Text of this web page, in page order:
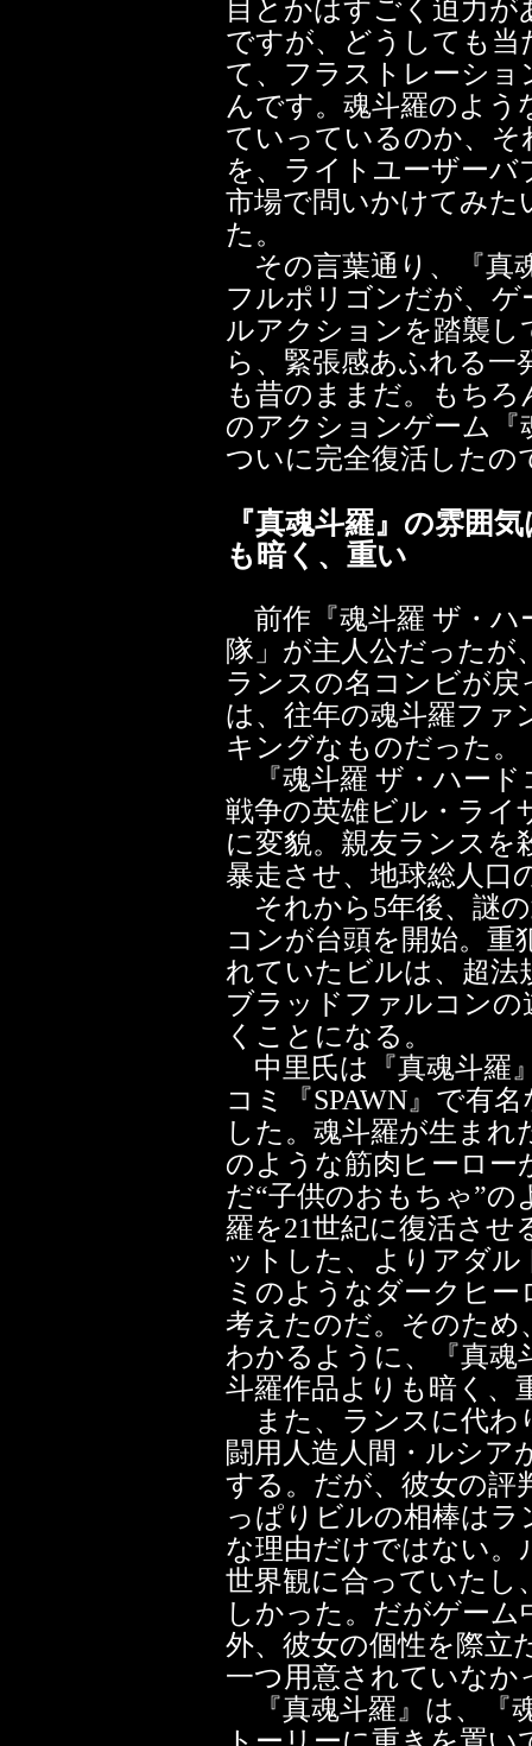
目とかはすごく迫力
ですが、どうしても
て、フラストレーシ
んです。魂斗羅のよ
ていっているのか、
を、ライトユーザーバ
市場で問いかけてみた
た。
その言葉通り、『真
フルポリゴンだが、ゲ
ルアクションを踏襲
ら、緊張感あふれる
も昔のままだ。もちろ
のアクションゲーム『
ついに完全復活したの
『真魂斗羅』の雰囲
も暗く、重い
前作『魂斗羅 ザ・ハ
隊」が主人公だったが
ランスの名コンビが
は、往年の魂斗羅フ
キングなものだった。
『魂斗羅 ザ・ハード
戦争の英雄ビル・ライ
に変貌。親友ランスを
暴走させ、地球総人口
それから5年後、謎
コンが台頭を開始。重
れていたビルは、超法
ブラッドファルコンの
くことになる。
中里氏は『真魂斗羅
コミ『SPAWN』で有
した。魂斗羅が生まれ
のような筋肉ヒーロー
だ“子供のおもちゃ”
羅を21世紀に復活させ
ットした、よりアダ
ミのようなダークヒ
考えたのだ。そのため
わかるように、『真魂
斗羅作品よりも暗く、
また、ランスに代わ
闘用人造人間・ルシア
する。だが、彼女の評
っぱりビルの相棒は
な理由だけではない。
世界観に合っていたし
しかった。だがゲー
外、彼女の個性を際立
一つ用意されていなか
『真魂斗羅』は、『